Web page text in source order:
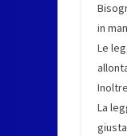
in
Le
La